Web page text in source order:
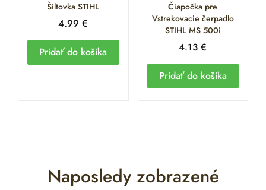
Šiltovka STIHL
4.99€
Pridať do košíka
Čiapočka pre
Vstrekovacie čerpadlo
STIHL MS 500i
4.13€
Pridať do košíka
Naposledy zobrazené